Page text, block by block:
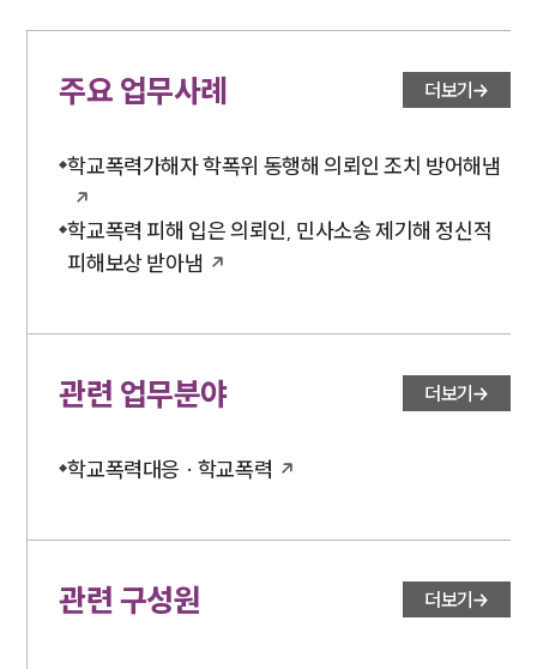
대륜법률상담예약
주요 업무사례 더보기
학교폭력가해자 학폭위 동행해 의뢰인 조치 방어해냄
학교폭력 피해 입은 의뢰인, 민사소송 제기해 정신적
피해보상 받아냄
관련 업무분야 더보기
학교폭력대응 · 학교폭력
관련 구성원 더보기